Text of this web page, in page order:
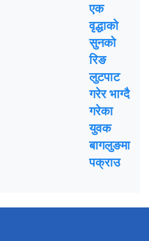
एक
वृद्धाको
सुनको
रिङ
लुटपाट
गरेर भाग्दै
गरेका
युवक
बागलुङमा
पक्राउ